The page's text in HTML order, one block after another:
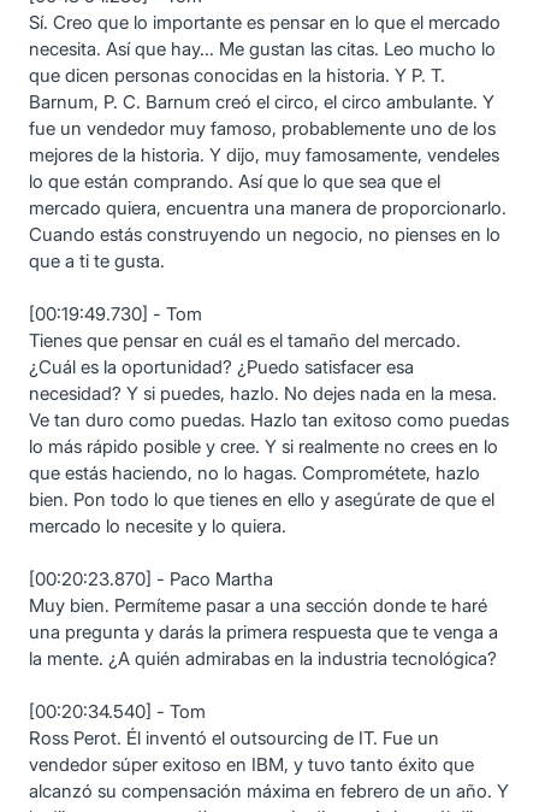
Sí. Creo que lo importante es pensar en lo que el mercado
necesita. Así que hay... Me gustan las citas. Leo mucho lo
que dicen personas conocidas en la historia. Y P. T.
Barnum, P. C. Barnum creó el circo, el circo ambulante. Y
fue un vendedor muy famoso, probablemente uno de los
mejores de la historia. Y dijo, muy famosamente, vendeles
lo que están comprando. Así que lo que sea que el
mercado quiera, encuentra una manera de proporcionarlo.
Cuando estás construyendo un negocio, no pienses en lo
que a ti te gusta.
[00:19:49.730] - Tom
Tienes que pensar en cuál es el tamaño del mercado.
¿Cuál es la oportunidad? ¿Puedo satisfacer esa
necesidad? Y si puedes, hazlo. No dejes nada en la mesa.
Ve tan duro como puedas. Hazlo tan exitoso como puedas
lo más rápido posible y cree. Y si realmente no crees en lo
que estás haciendo, no lo hagas. Comprométete, hazlo
bien. Pon todo lo que tienes en ello y asegúrate de que el
mercado lo necesite y lo quiera.
[00:20:23.870] - Paco Martha
Muy bien. Permíteme pasar a una sección donde te haré
una pregunta y darás la primera respuesta que te venga a
la mente. ¿A quién admirabas en la industria tecnológica?
[00:20:34.540] - Tom
Ross Perot. Él inventó el outsourcing de IT. Fue un
vendedor súper exitoso en IBM, y tuvo tanto éxito que
alcanzó su compensación máxima en febrero de un año. Y